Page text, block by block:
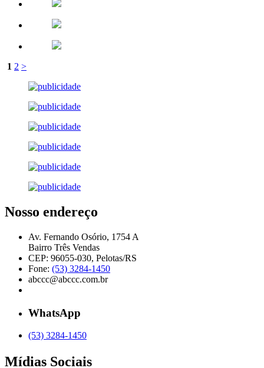
1 2 >
Nosso endereço
Av. Fernando Osório, 1754 A
Bairro Três Vendas
CEP: 96055-030, Pelotas/RS
Fone: (53) 3284-1450
abccc@abccc.com.br
WhatsApp
(53) 3284-1450
Mídias Sociais